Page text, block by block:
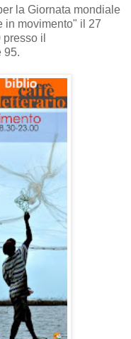
la Giornata mondiale
in movimento" il 27
il
95.